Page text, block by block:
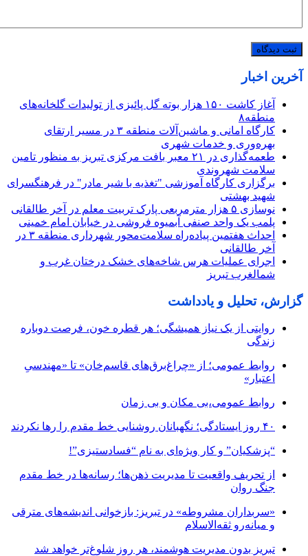
آخرین اخبار
آغاز کاشت ۱۵۰ هزار بوته گل پائیزی از تولیدات گلخانه‌های
منطقه۸
کارگاه امانی و ماشین‌آلات منطقه ۳ در مسیر ارتقای
بهره‌وری و خدمات شهری
طعمه‌گذاری در ۲۱ معبر بافت مرکزی تبریز به منظور تامین
سلامت شهروندی
برگزاری کارگاه آموزشی "تغذیه با شیر مادر" در فرهنگسرای
شهید بهشتی
نوسازی ۵ هزار مترمربعی پارک تربیت معلم در آخر طالقانی
پلمب یک واحد صنفی آبمیوه فروشی در خیابان امام خمینی
احداث هفتمین پیاده‌راه سلامت‌محور شهرداری منطقه ۳ در
آخر طالقانی
اجرای عملیات هرس شاخه‌های خشک درختان غرب و
شمالغرب تبریز
گزارش، تحلیل و یادداشت
روایتی از یک نیاز همیشگی؛ هر قطره خون، فرصت دوباره
زندگی
روابط عمومی؛ از «چراغ‌برق‌های قاسم‌خان» تا «مهندسیِ
اعتبار»
روابط عمومی،بی مکان و بی زمان
۴۰ روز ایستادگی؛ نگهبانان روشنایی خط مقدم را رها نکردند
“پزشکیان” و کار ویژه‌ای به نام “فسادستیزی”!
از تحریف واقعیت تا مدیریت ذهن‌ها؛ رسانه‌ها در خط مقدم
جنگ روان
«سربداران مشروطه» در تبریز: بازخوانی اندیشه‌های مترقی
و میانه‌رو ثقه‌الاسلام
تبریز بدون مدیریت هوشمند، هر روز شلوغ‌تر خواهد شد